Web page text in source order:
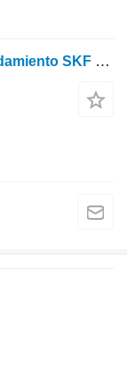
Bearing With Housing John Deere Rodamiento SKF F073292 con carcasa para maquinaria forestal